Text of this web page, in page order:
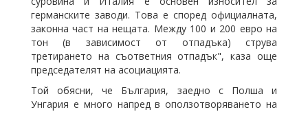
германските заводи. Това е според официалната,
законна част на нещата. Между 100 и 200 евро на
тон (в зависимост от отпадъка) струва
третирането на съответния отпадък", каза още
председателят на асоциацията.
Той обясни, че България, заедно с Полша и
Унгария е много напред в оползотворяването на